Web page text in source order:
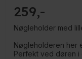
259
Nøgleholder med
Nøgleholderen her
Perfekt ved døren i